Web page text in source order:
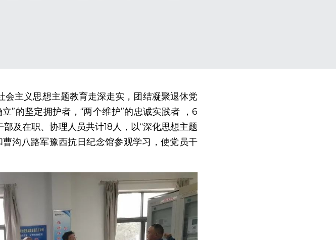
主义思想主题教育走深走实，团结凝聚退休党
”的坚定拥护者，“两个维护”的忠诚实践者 ，6
及在职、协理人员共计18人，以“深化思想主题
沟八路军豫西抗日纪念馆参观学习，使党员干